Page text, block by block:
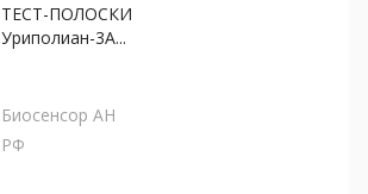
ТЕСТ-ПОЛОСКИ
Уриполиан-3А...
Биосенсор АН
РФ